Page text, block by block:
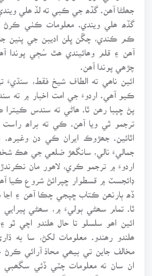
جھلڻا آھن. گڏھ جي ڪبي ته لڏ ھلي
گڏھ ھلي ويندي. معلومات ڪٺي ڪرڻ
ڪم ڪندي، چڱن ڀلن اديبن جي پنين جا
آھن ۽ قلم وھائيندي ھٿ سُڄي پوندا
چڙھي پوندا آھن.
ائين ناھي ته الطاف شيخ فقط، سنڌيءَ
ڪيو آھي. اردوءَ جي امت اخبار ۾ ته
پڻ ڇپبا رھن ٿا. ھاڻي ته سندس ڪيترا
ترجمو ٿي ويا آھن. ڪي ته براھ راست
اٿائين. جھڙوڪ ايران ڪي دن وغيرھ.
جماليءَ نالي، سانگھڙ ضلعي جي ھڪ
اردوءَ ۾ ترجمو ڪري، لاھور مان
ڊائجسٽ ۾ قسطوار ڇپرائڻ شروع ڪيا
ڏھ ٻارنھن ڪتاب ڇپجي چڪا آھن ۽ اڃا
ٿا. تمام سھڻي ٻوليءَ ۾، سھڻي پيرايي
ائين اھو سلسلو تا حال ھلندو اچي ٿو ۽
ھلندو رھندو. معلومات لکڻ، سا به
مخالف جاين تي بيھي محاذ آرائي ڪرڻ
ان سان نه معلومات چٽي ڏئي